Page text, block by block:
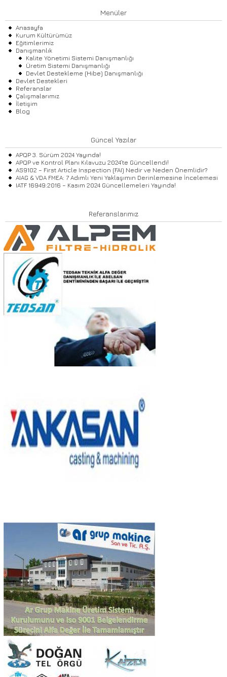
Menüler
Anasayfa
Kurum Kültürümüz
Eğitimlerimiz
Danışmanlık
Kalite Yönetimi Sistemi Danışmanlığı
Üretim Sistemi Danışmanlığı
Devlet Destekleme (Hibe) Danışmanlığı
Devlet Destekleri
Referanslar
Çalışmalarımız
İletişim
Blog
Güncel Yazılar
APQP 3. Sürüm 2024 Yayında!
APQP ve Kontrol Planı Kılavuzu 2024’te Güncellendi!
AS9102 – First Article Inspection (FAI) Nedir ve Neden Önemlidir?
AIAG & VDA FMEA: 7 Adımlı Yeni Yaklaşımın Derinlemesine İncelemesi
IATF 16949:2016 – Kasım 2024 Güncellemeleri Yayında!
Referanslarımız